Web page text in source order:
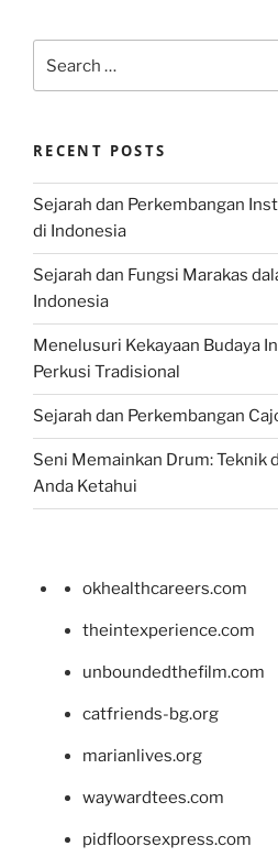
for:
RECENT POSTS
Sejarah dan Perkembangan
di Indonesia
Sejarah dan Fungsi Marakas
Indonesia
Menelusuri Kekayaan Budaya
Perkusi Tradisional
Sejarah dan Perkembangan
Seni Memainkan Drum: Teknik
Anda Ketahui
okhealthcareers.com
theintexperience.com
unboundedthefilm.com
catfriends-bg.org
marianlives.org
waywardtees.com
pidfloorsexpress.com